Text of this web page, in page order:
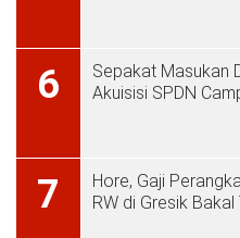
6
Sepakat Masukan
Akuisisi SPDN
7
Hore, Gaji
RW di Gresik